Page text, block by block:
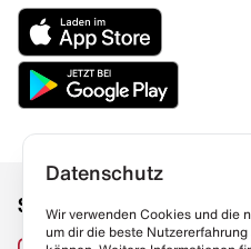
Social Media
Datenschutz
Wir verwenden Cookies und die
um dir die beste